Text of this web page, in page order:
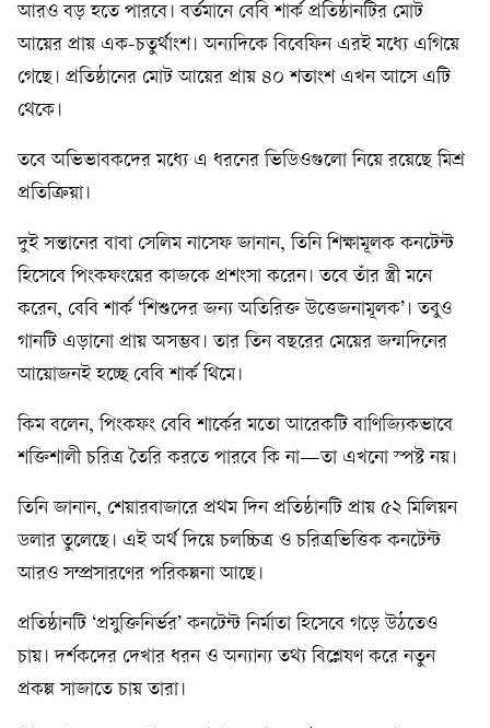
আরও বড় হতে পারবে। বর্তমানে বেবি শার্ক প্রতিষ্ঠানটির মোট
আয়ের প্রায় এক-চতুর্থাংশ। অন্যদিকে বিবেফিন এরই মধ্যে এগিয়ে
গেছে। প্রতিষ্ঠানের মোট আয়ের প্রায় ৪০ শতাংশ এখন আসে এটি
থেকে।
তবে অভিভাবকদের মধ্যে এ ধরনের ভিডিওগুলো নিয়ে রয়েছে মিশ্র
প্রতিক্রিয়া।
দুই সন্তানের বাবা সেলিম নাসেফ জানান, তিনি শিক্ষামূলক কনটেন্ট
হিসেবে পিংকফংয়ের কাজকে প্রশংসা করেন। তবে তাঁর স্ত্রী মনে
করেন, বেবি শার্ক ‘শিশুদের জন্য অতিরিক্ত উত্তেজনামূলক’। তবুও
গানটি এড়ানো প্রায় অসম্ভব। তার তিন বছরের মেয়ের জন্মদিনের
আয়োজনই হচ্ছে বেবি শার্ক থিমে।
কিম বলেন, পিংকফং বেবি শার্কের মতো আরেকটি বাণিজ্যিকভাবে
শক্তিশালী চরিত্র তৈরি করতে পারবে কি না—তা এখনো স্পষ্ট নয়।
তিনি জানান, শেয়ারবাজারে প্রথম দিন প্রতিষ্ঠানটি প্রায় ৫২ মিলিয়ন
ডলার তুলেছে। এই অর্থ দিয়ে চলচ্চিত্র ও চরিত্রভিত্তিক কনটেন্ট
আরও সম্প্রসারণের পরিকল্পনা আছে।
প্রতিষ্ঠানটি ‘প্রযুক্তিনির্ভর’ কনটেন্ট নির্মাতা হিসেবে গড়ে উঠতেও
চায়। দর্শকদের দেখার ধরন ও অন্যান্য তথ্য বিশ্লেষণ করে নতুন
প্রকল্প সাজাতে চায় তারা।